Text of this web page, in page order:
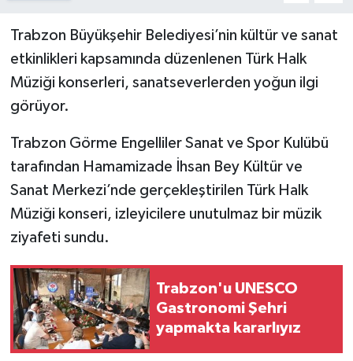
Trabzon Büyükşehir Belediyesi’nin kültür ve sanat
etkinlikleri kapsamında düzenlenen Türk Halk
Müziği konserleri, sanatseverlerden yoğun ilgi
görüyor.
Trabzon Görme Engelliler Sanat ve Spor Kulübü
tarafından Hamamizade İhsan Bey Kültür ve
Sanat Merkezi’nde gerçekleştirilen Türk Halk
Müziği konseri, izleyicilere unutulmaz bir müzik
ziyafeti sundu.
Trabzon'u UNESCO
Gastronomi Şehri
yapmakta kararlıyız